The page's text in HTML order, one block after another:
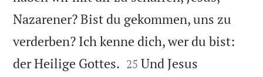
Nazarener? Bist du gekommen, uns zu
verderben? Ich kenne dich, wer du bist:
der Heilige Gottes. 

25 Und Jesus